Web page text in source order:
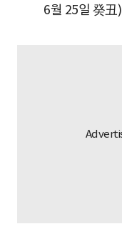
6월 25일 癸丑)